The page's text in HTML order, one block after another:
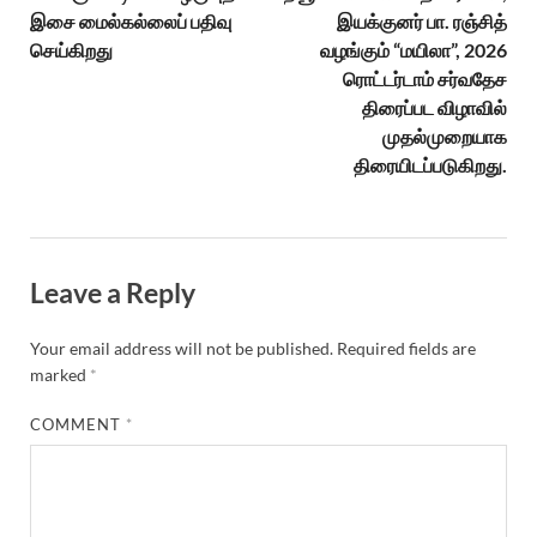
இசை மைல்கல்லைப் பதிவு
செய்கிறது
இயக்குனர் பா. ரஞ்சித்
வழங்கும் “மயிலா”, 2026
ரொட்டர்டாம் சர்வதேச
திரைப்பட விழாவில்
முதல்முறையாக
திரையிடப்படுகிறது.
Leave a Reply
Your email address will not be published. Required fields are
marked *
COMMENT *